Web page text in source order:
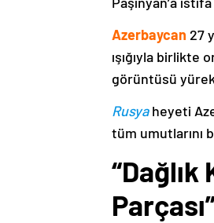
Azerbaycan 27
ışığıyla birlikte
görüntüsü
Rusyaheyeti
tüm umutlarını
“Dağlık